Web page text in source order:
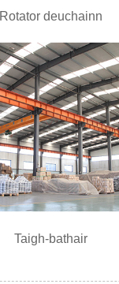
Rotator deuchainn
Taigh-bathair